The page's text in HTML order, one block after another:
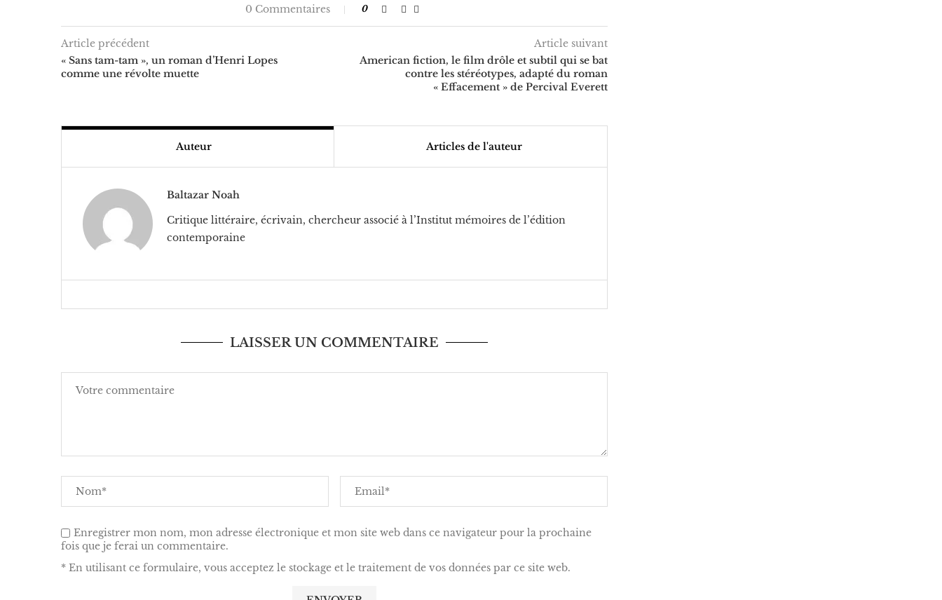
0 Commentaires 0
Article précédent
« Sans tam-tam », un roman d’Henri Lopes
comme une révolte muette
Article suivant
American fiction, le film drôle et subtil qui se bat
contre les stéréotypes, adapté du roman
« Effacement » de Percival Everett
Auteur Articles de l'auteur
Baltazar Noah
Critique littéraire, écrivain, chercheur associé à l’Institut mémoires de l’édition
contemporaine
LAISSER UN COMMENTAIRE
Enregistrer mon nom, mon adresse électronique et mon site web dans ce navigateur pour la prochaine
fois que je ferai un commentaire.
* En utilisant ce formulaire, vous acceptez le stockage et le traitement de vos données par ce site web.